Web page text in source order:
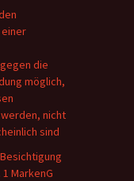
die
möglich,
nicht
sind
MarkenG